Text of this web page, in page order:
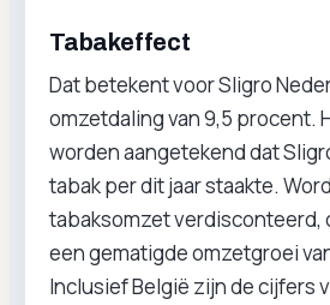
Tabakeffect
Dat betekent voor Sligro
omzetdaling van 9,5 procent.
worden aangetekend dat
tabak per dit jaar staakte.
tabaksomzet verdisconteerd,
een gematigde omzetgroei
Inclusief België zijn de cijfers